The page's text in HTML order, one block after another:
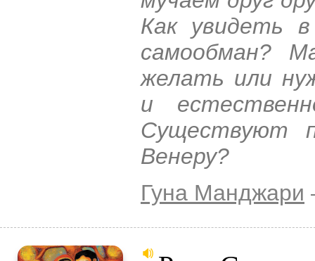
Как увидеть
самообман?
желать или
и
Существуют
Венеру?
Гуна Манджари